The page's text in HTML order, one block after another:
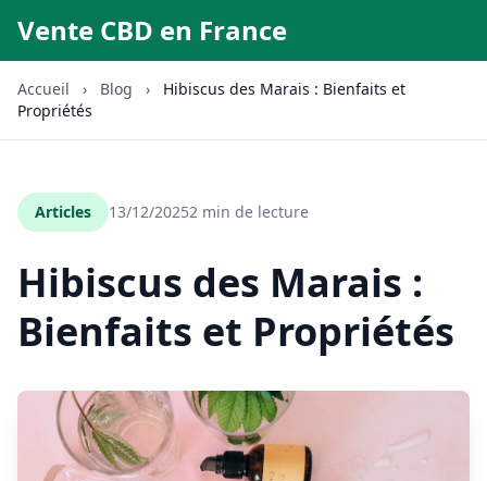
Vente CBD en France
Accueil › Blog ›
Hibiscus des Marais : Bienfaits et
Propriétés
Articles 13/12/20252 min de lecture
Hibiscus des Marais :
Bienfaits et Propriétés